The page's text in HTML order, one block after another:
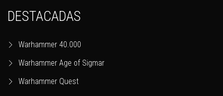
DESTACADAS
Warhammer 40.000
Warhammer Age of Sigmar
Warhammer Quest